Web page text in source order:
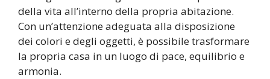
della vita all’interno della propria abitazione.
Con un’attenzione adeguata alla disposizione
dei colori e degli oggetti, è possibile trasformare
la propria casa in un luogo di pace, equilibrio e
armonia.